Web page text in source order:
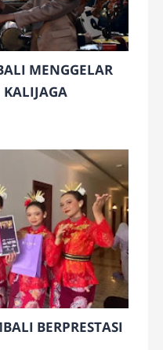
MENGGELAR
BERPRESTASI